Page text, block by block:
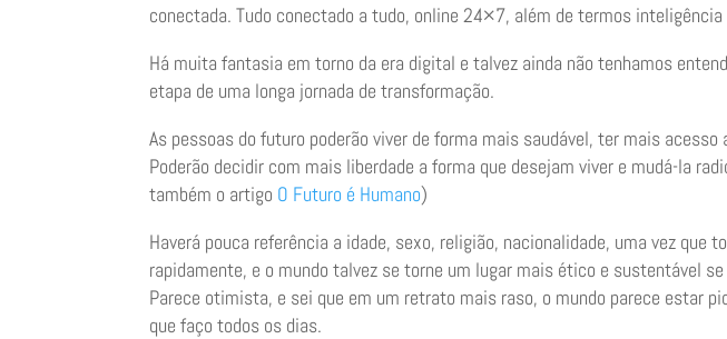
conectada. Tudo conectado a tudo, online 24×7, além de termos
Há muita fantasia em torno da era digital e talvez ainda não tenhamos
etapa de uma longa jornada de transformação.
As pessoas do futuro poderão viver de forma mais saudável, ter mais
Poderão decidir com mais liberdade a forma que desejam viver e mudá-la
também o artigo O Futuro é Humano)
Haverá pouca referência a idade, sexo, religião, nacionalidade, uma vez que
rapidamente, e o mundo talvez se torne um lugar mais ético e sustentável
Parece otimista, e sei que em um retrato mais raso, o mundo parece estar
que faço todos os dias.